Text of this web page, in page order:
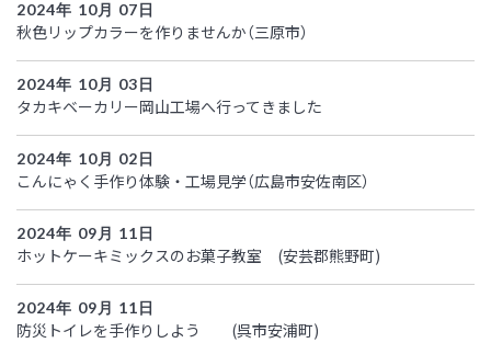
2024年 10月 07日
秋色リップカラーを作りませんか（三原市）
2024年 10月 03日
タカキベーカリー岡山工場へ行ってきました
2024年 10月 02日
こんにゃく手作り体験・工場見学（広島市安佐南区）
2024年 09月 11日
ホットケーキミックスのお菓子教室 (安芸郡熊野町)
2024年 09月 11日
防災トイレを手作りしよう (呉市安浦町)